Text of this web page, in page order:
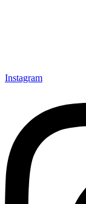
Instagram